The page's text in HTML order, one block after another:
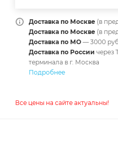
Доставка по Москве (в
Доставка по Москве (в
Доставка по МО — 3000
Доставка по России через
терминала в г. Москва
Подробнее
Все цены на сайте актуальны!